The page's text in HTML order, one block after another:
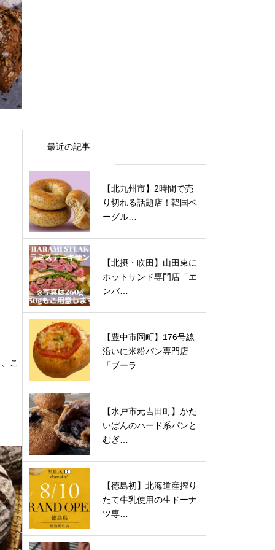
こ
最近の記事
【北九州市】2時間で売
り切れる話題店！韓国ベ
ーグル…
【北摂・吹田】山田東に
ホットサンド専門店「エ
ンバ…
【豊中市岡町】176号線
沿いに米粉パン専門店
「ブーラ…
【水戸市元吉田町】かた
いぱんのハード系パンと
むぎ…
【徳島初】北海道産搾り
たて牛乳使用の生ドーナ
ツ専…